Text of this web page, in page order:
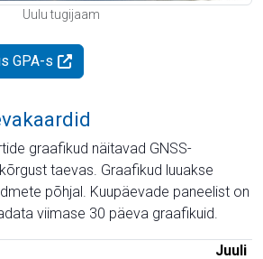
Uulu tugijaam
GPA-s
graafikud näitavad GNSS-
taevas. Graafikud luuakse
põhjal. Kuupäevade paneelist on
viimase 30 päeva graafikuid.
Juuli